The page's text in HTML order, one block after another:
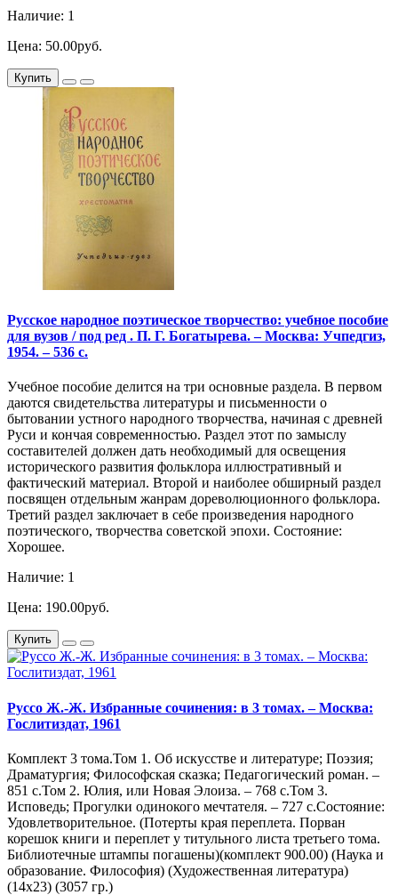
Наличие: 1
Цена: 50.00руб.
Купить
Русское народное поэтическое творчество: учебное пособие
для вузов / под ред . П. Г. Богатырева. – Москва: Учпедгиз,
1954. – 536 с.
Учебное пособие делится на три основные раздела. В первом
даются свидетельства литературы и письменности о
бытовании устного народного творчества, начиная с древней
Руси и кончая современностью. Раздел этот по замыслу
составителей должен дать необходимый для освещения
исторического развития фольклора иллюстративный и
фактический материал. Второй и наиболее обширный раздел
посвящен отдельным жанрам дореволюционного фольклора.
Третий раздел заключает в себе произведения народного
поэтического, творчества советской эпохи. Состояние:
Хорошее.
Наличие: 1
Цена: 190.00руб.
Купить
Руссо Ж.-Ж. Избранные сочинения: в 3 томах. – Москва:
Гослитиздат, 1961
Комплект 3 тома.Том 1. Об искусстве и литературе; Поэзия;
Драматургия; Философская сказка; Педагогический роман. –
851 с.Том 2. Юлия, или Новая Элоиза. – 768 с.Том 3.
Исповедь; Прогулки одинокого мечтателя. – 727 с.Состояние:
Удовлетворительное. (Потерты края переплета. Порван
корешок книги и переплет у титульного листа третьего тома.
Библиотечные штампы погашены)(комплект 900.00) (Наука и
образование. Философия) (Художественная литература)
(14х23) (3057 гр.)